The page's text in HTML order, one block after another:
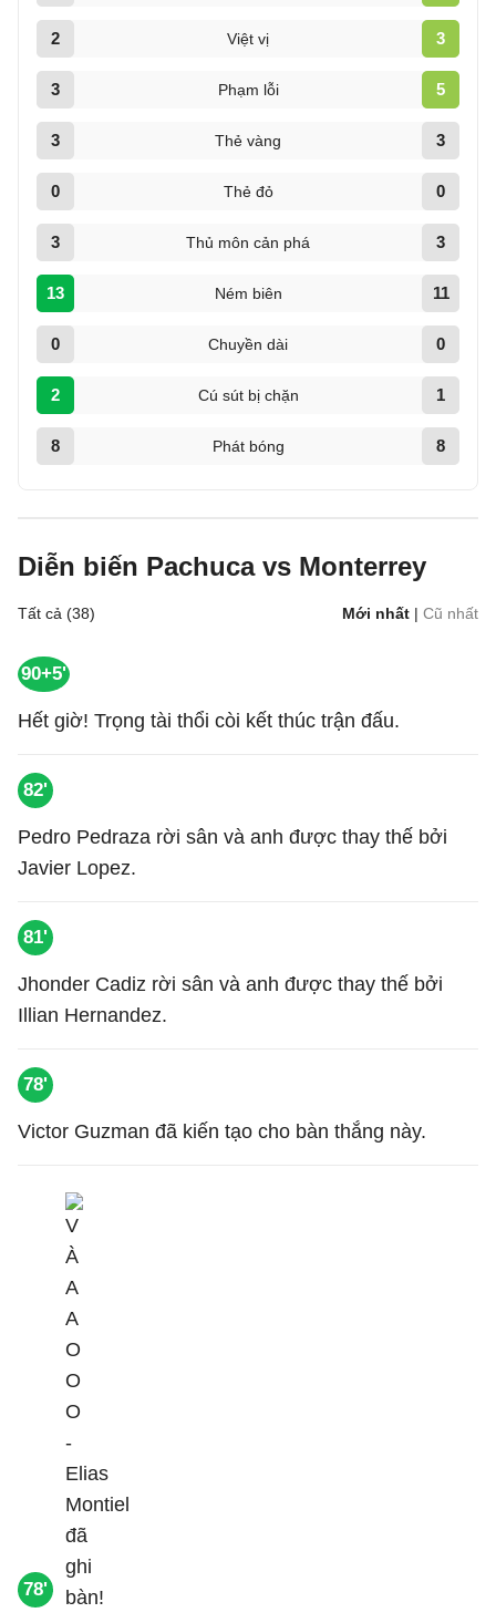
2 Việt vị 3
3 Phạm lỗi 5
3 Thẻ vàng 3
0 Thẻ đỏ 0
3 Thủ môn cản phá 3
13 Ném biên 11
0 Chuyền dài 0
2 Cú sút bị chặn 1
8 Phát bóng 8
Diễn biến Pachuca vs Monterrey
Tất cả (38) Mới nhất | Cũ nhất
90+5'
Hết giờ! Trọng tài thổi còi kết thúc trận đấu.
82'
Pedro Pedraza rời sân và anh được thay thế bởi
Javier Lopez.
81'
Jhonder Cadiz rời sân và anh được thay thế bởi
Illian Hernandez.
78'
Victor Guzman đã kiến tạo cho bàn thắng này.
78'